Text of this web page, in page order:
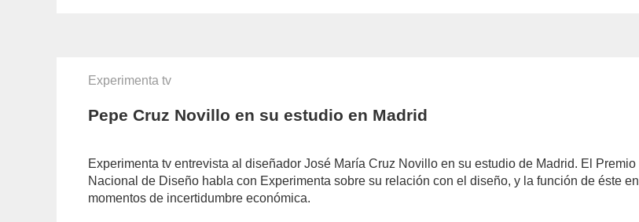
Experimenta tv
Pepe Cruz Novillo en su estudio en Madrid
Experimenta tv entrevista al diseñador José María Cruz Novillo en su estudio de Madrid. El Premio
Nacional de Diseño habla con Experimenta sobre su relación con el diseño, y la función de éste en
momentos de incertidumbre económica.